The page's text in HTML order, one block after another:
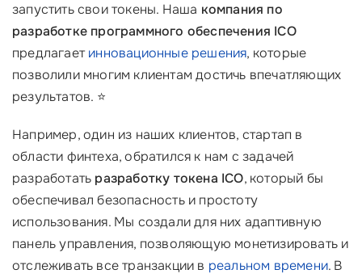
запустить свои токены. Наша компания по
разработке программного обеспечения ICO
предлагаетинновационные решения, которые
позволили многим клиентам достичь впечатляющих
результатов. ⭐
Например, один из наших клиентов, стартап в
области финтеха, обратился к нам с задачей
разработать разработку токена ICO, который бы
обеспечивал безопасность и простоту
использования. Мы создали для них адаптивную
панель управления, позволяющую монетизировать и
отслеживать все транзакции в реальном времени. В